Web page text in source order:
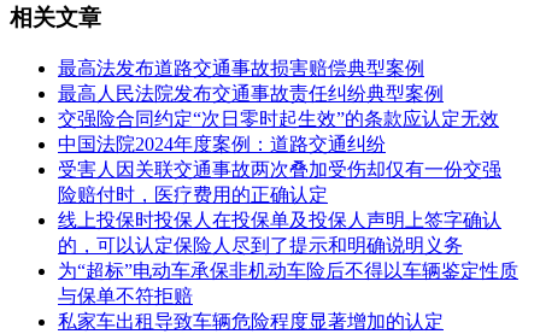
相关文章
最高法发布道路交通事故损害赔偿典型案例
最高人民法院发布交通事故责任纠纷典型案例
交强险合同约定“次日零时起生效”的条款应认定无效
中国法院2024年度案例：道路交通纠纷
受害人因关联交通事故两次叠加受伤却仅有一份交强
险赔付时，医疗费用的正确认定
线上投保时投保人在投保单及投保人声明上签字确认
的，可以认定保险人尽到了提示和明确说明义务
为“超标”电动车承保非机动车险后不得以车辆鉴定性质
与保单不符拒赔
私家车出租导致车辆危险程度显著增加的认定